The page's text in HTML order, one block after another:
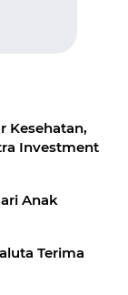
Kesehatan,
Investment
Anak
Terima